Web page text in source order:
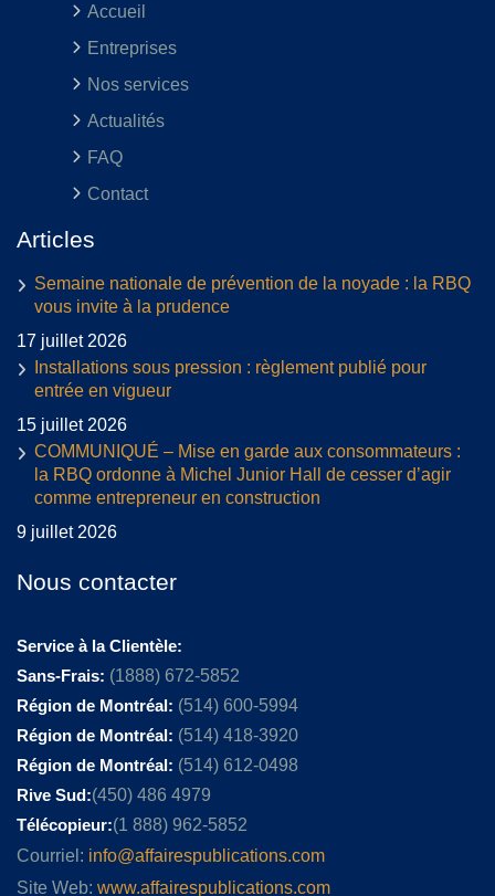
Accueil
Entreprises
Nos services
Actualités
FAQ
Contact
Articles
Semaine nationale de prévention de la noyade : la RBQ
vous invite à la prudence
17 juillet 2026
Installations sous pression : règlement publié pour
entrée en vigueur
15 juillet 2026
COMMUNIQUÉ – Mise en garde aux consommateurs :
la RBQ ordonne à Michel Junior Hall de cesser d’agir
comme entrepreneur en construction
9 juillet 2026
Nous contacter
Service à la Clientèle:
Sans-Frais: (1888) 672-5852
Région de Montréal: (514) 600-5994
Région de Montréal: (514) 418-3920
Région de Montréal: (514) 612-0498
Rive Sud:(450) 486 4979
Télécopieur:(1 888) 962-5852
Courriel: info@affairespublications.com
Site Web: www.affairespublications.com